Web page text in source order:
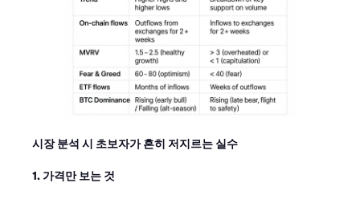
시장 분석 시 초보자가 흔히 저지르는 실수
1. 가격만 보는 것